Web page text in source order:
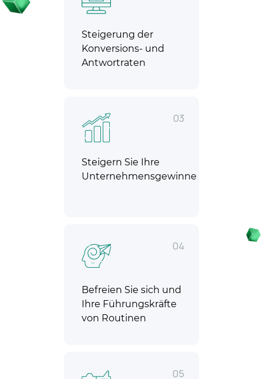
Steigerung der
Konversions- und
Antwortraten
03
Steigern Sie Ihre
Unternehmensgewinne
04
Befreien Sie sich und
Ihre Führungskräfte
von Routinen
05